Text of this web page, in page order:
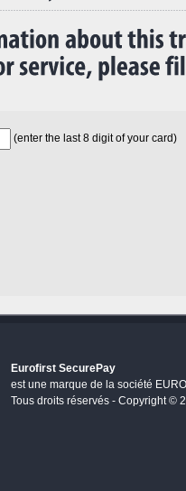
(enter the last 8 digit of your card)
Eurofirst SecurePay
est une marque de la société
Tous droits réservés - Copyright ©